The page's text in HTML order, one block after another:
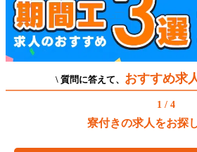
\ 質問に答えて、 おすすめ求
1 / 4
寮付きの求人をお探